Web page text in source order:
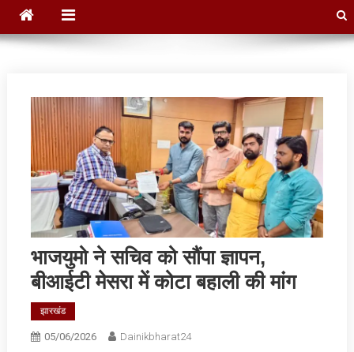
भाजयुमो ने सचिव को सौंपा ज्ञापन,
बीआईटी मेसरा में कोटा बहाली की मांग
झारखंड
05/06/2026 Dainikbharat24